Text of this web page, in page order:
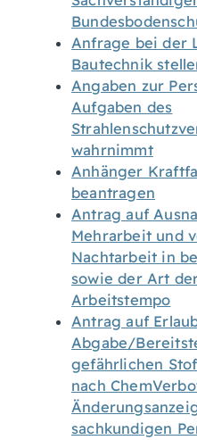
Anfrage bei der
Bautechnik
Angaben zur
Aufgaben des
wahrnimmt
Anhänger
beantragen
Antrag auf
Mehrarbeit und
Nachtarbeit in
sowie der Art
Arbeitstempo
Antrag auf
Abgabe/
gefährlichen
nach
sachkundigen